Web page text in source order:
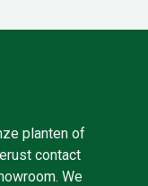
planten of
contact
We